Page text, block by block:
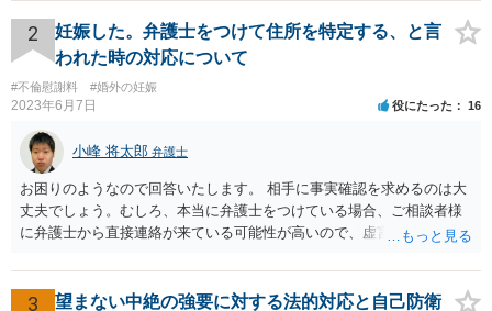
2
妊娠した。弁護士をつけて住所を特定する、と言
われた時の対応について
#不倫慰謝料 #婚外の妊娠
2023年6月7日 役にたった 16
小峰 将太郎 弁護士
お困りのようなので回答いたします。 相手に事実確認を求めるのは大
丈夫でしょう。むしろ、本当に弁護士をつけている場合、ご相談者様
に弁護士から直接連絡が来ている可能性が高いので、虚言の可能性も
相手にそのことを聞くことに問題はありません。 逆に本当に弁護士を
つけているような場合はこちらも、弁護士に相談した方がよいかと考
3
望まない中絶の強要に対する法的対応と自己防衛